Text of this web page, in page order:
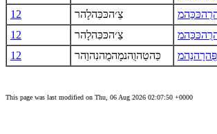
12
צֵ׳הכּכִּהלָהר
12
צֵ׳הכּכִּהלָהר
12
כַּהטַהוֻהנמָהמֻהנִהוַהר
This page was last modified on Thu, 06 Aug 2026 02:07:50 +0000